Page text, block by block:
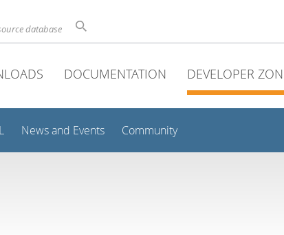
database
DOCUMENTATION DEVELOPER
News and Events Community